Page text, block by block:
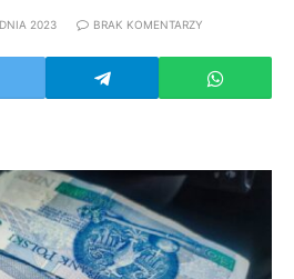
2023 BRAK KOMENTARZY